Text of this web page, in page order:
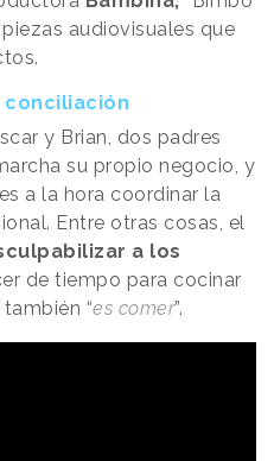
audiovisuales que
y Brian, dos padres
su propio negocio, y
a la hora coordinar la
Entre otras cosas, el
a los
de tiempo para cocinar
“es comer”.